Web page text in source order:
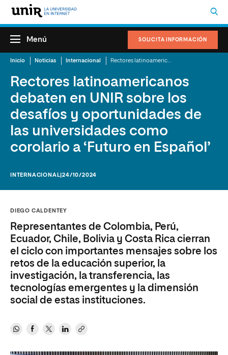
SOLICITA INFORMACIÓN
Menú
Inicio Noticias Internacional
Rectores latinoamericanos
debaten en UNIR sobre los
desafíos y oportunidades de
las universidades como
corolario a ‘Futuro en Español’
INTERNACIONAL |24/10/2024
DIEGO CALDENTEY
Representantes de Colombia, Perú,
Ecuador, Chile, Bolivia y Costa Rica cierran
el ciclo con importantes mensajes sobre los
retos de la educación superior, la
investigación, la transferencia, las
tecnologías emergentes y la dimensión
social de estas instituciones.